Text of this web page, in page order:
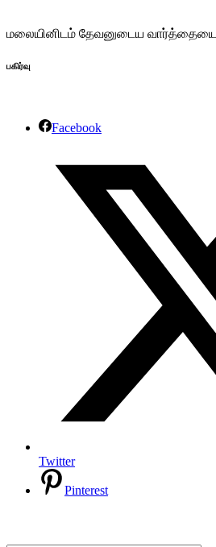
மலையினிடம் தேவனுடைய வார்த்தையை
பகிர்வு
Facebook
Twitter
Pinterest